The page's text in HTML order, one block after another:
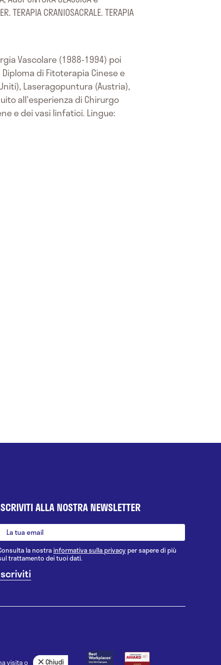
CRANIOSACRALE. TERAPIA
Vascolare (1988-1994) poi
di Fitoterapia Cinese e
Laseragopuntura (Austria),
all'esperienza di Chirurgo
e dei vasi linfatici. Lingue:
ALLA NOSTRA NEWSLETTER
la nostrainformativa sulla privacy per sapere di più
trattamento dei tuoi dati.
visita o
Chiudi